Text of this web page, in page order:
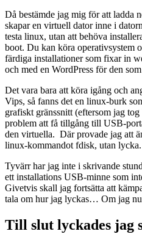
Då bestämde jag mig för att ladda
skapar en virtuell dator inne i
testa linux, utan att behöva
boot. Du kan köra operativsystem
färdiga installationer som fixar in
och med en WordPress för den
Det vara bara att köra igång och
Vips, så fanns det en linux-burk
grafiskt gränssnitt (eftersom jag
problem att få tillgång till USB-
den virtuella. Där provade jag att
linux-kommandot fdisk, utan lycka.
Tyvärr har jag inte i skrivande
ett installations USB-minne som
Givetvis skall jag fortsätta att
tala om hur jag lyckas… Om jag
Till slut lyckades jag